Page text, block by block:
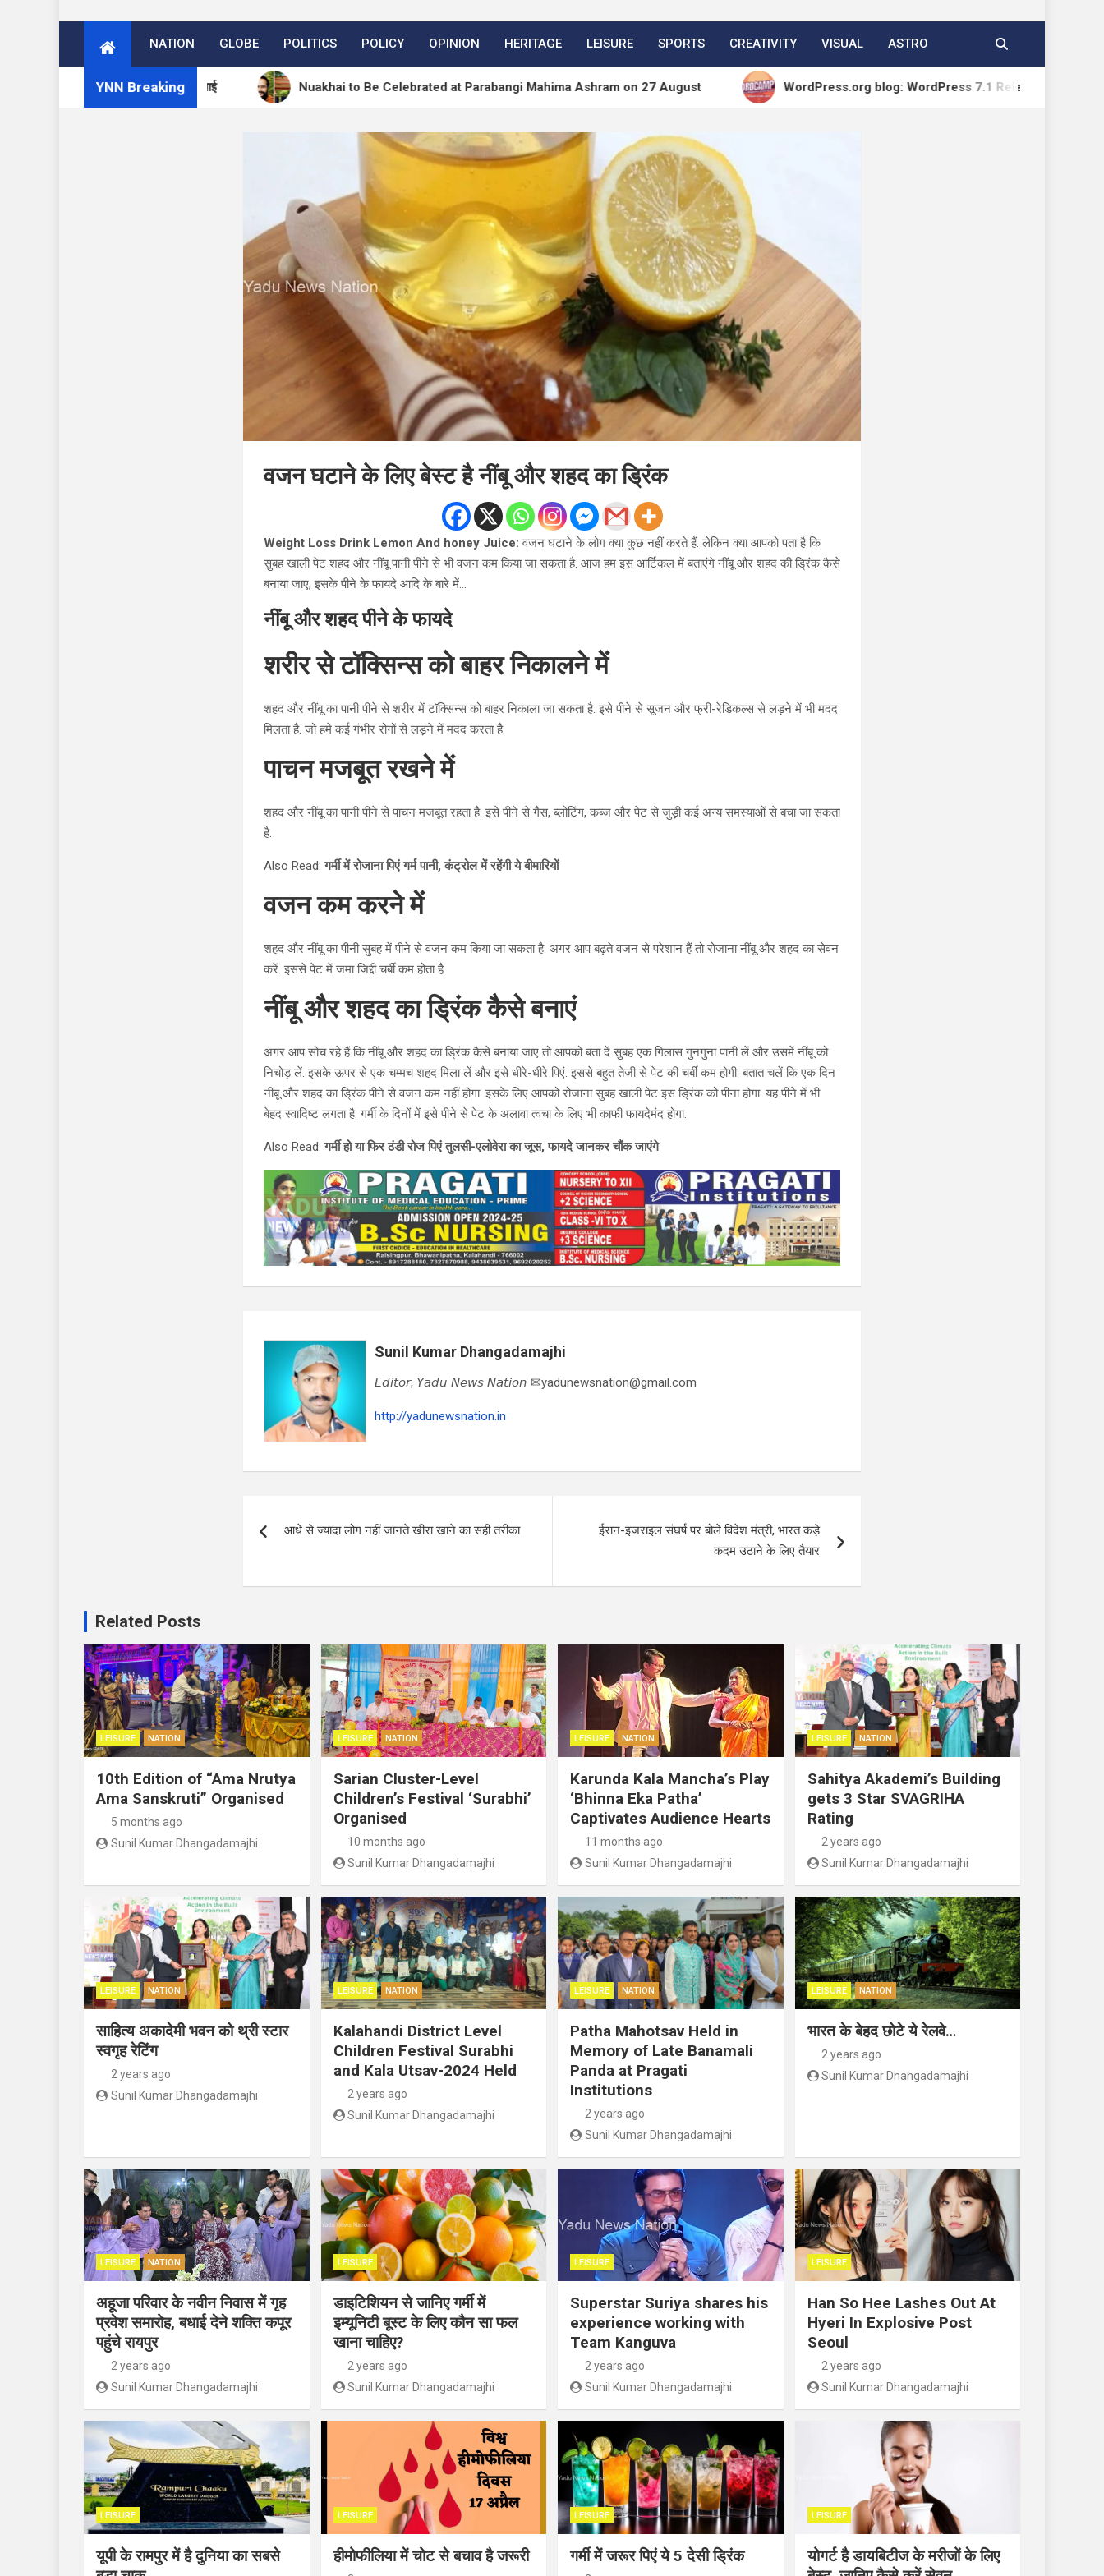
NATION GLOBE POLITICS POLICY OPINION HERITAGE LEISURE SPORTS CREATIVITY VISUAL ASTRO
YNN Breaking
27 अगस्त को मनेगा नुआखाई Nuakhai to Be Celebrated at Parabangi Mahima Ashram on 27 August WordPress.org blog: WordPress 7.1 Release Candidate 1
वजन घटाने के लिए बेस्ट है नींबू और शहद का ड्रिंक
Weight Loss Drink Lemon And honey Juice: वजन घटाने के लोग क्या कुछ नहीं करते हैं. लेकिन क्या आपको पता है कि
सुबह खाली पेट शहद और नींबू पानी पीने से भी वजन कम किया जा सकता है. आज हम इस आर्टिकल में बताएंगे नींबू और शहद की ड्रिंक कैसे
बनाया जाए, इसके पीने के फायदे आदि के बारे में…
नींबू और शहद पीने के फायदे
शरीर से टॉक्सिन्स को बाहर निकालने में
शहद और नींबू का पानी पीने से शरीर में टॉक्सिन्स को बाहर निकाला जा सकता है. इसे पीने से सूजन और फ्री-रेडिकल्स से लड़ने में भी मदद
मिलता है. जो हमे कई गंभीर रोगों से लड़ने में मदद करता है.
पाचन मजबूत रखने में
शहद और नींबू का पानी पीने से पाचन मजबूत रहता है. इसे पीने से गैस, ब्लोटिंग, कब्ज और पेट से जुड़ी कई अन्य समस्याओं से बचा जा सकता
है.
Also Read:गर्मी में रोजाना पिएं गर्म पानी, कंट्रोल में रहेंगी ये बीमारियों
वजन कम करने में
शहद और नींबू का पीनी सुबह में पीने से वजन कम किया जा सकता है. अगर आप बढ़ते वजन से परेशान हैं तो रोजाना नींबू और शहद का सेवन
करें. इससे पेट में जमा जिद्दी चर्बी कम होता है.
नींबू और शहद का ड्रिंक कैसे बनाएं
अगर आप सोच रहे हैं कि नींबू और शहद का ड्रिंक कैसे बनाया जाए तो आपको बता दें सुबह एक गिलास गुनगुना पानी लें और उसमें नींबू को
निचोड़ लें. इसके ऊपर से एक चम्मच शहद मिला लें और इसे धीरे-धीरे पिएं. इससे बहुत तेजी से पेट की चर्बी कम होगी. बतात चलें कि एक दिन
नींबू और शहद का ड्रिंक पीने से वजन कम नहीं होगा. इसके लिए आपको रोजाना सुबह खाली पेट इस ड्रिंक को पीना होगा. यह पीने में भी
बेहद स्वादिष्ट लगता है. गर्मी के दिनों में इसे पीने से पेट के अलावा त्वचा के लिए भी काफी फायदेमंद होगा.
Also Read:गर्मी हो या फिर ठंडी रोज पिएं तुलसी-एलोवेरा का जूस, फायदे जानकर चौंक जाएंगे
Sunil Kumar Dhangadamajhi
𝘌𝘥𝘪𝘵𝘰𝘳, 𝘠𝘢𝘥𝘶 𝘕𝘦𝘸𝘴 𝘕𝘢𝘵𝘪𝘰𝘯 ✉yadunewsnation@gmail.com
http://yadunewsnation.in
navigation
आधे से ज्यादा लोग नहीं जानते खीरा खाने का सही तरीका
ईरान-इजराइल संघर्ष पर बोले विदेश मंत्री, भारत कड़े
कदम उठाने के लिए तैयार
Related Posts
LEISURE NATION
10th Edition of “Ama Nrutya
Ama Sanskruti” Organised
5 months ago
Sunil Kumar Dhangadamajhi
LEISURE NATION
Sarian Cluster-Level
Children’s Festival ‘Surabhi’
Organised
10 months ago
Sunil Kumar Dhangadamajhi
LEISURE NATION
Karunda Kala Mancha’s Play
‘Bhinna Eka Patha’
Captivates Audience Hearts
11 months ago
Sunil Kumar Dhangadamajhi
LEISURE NATION
Sahitya Akademi’s Building
gets 3 Star SVAGRIHA
Rating
2 years ago
Sunil Kumar Dhangadamajhi
LEISURE NATION
साहित्य अकादेमी भवन को थ्री स्टार
स्वगृह रेटिंग
2 years ago
Sunil Kumar Dhangadamajhi
LEISURE NATION
Kalahandi District Level
Children Festival Surabhi
and Kala Utsav-2024 Held
2 years ago
Sunil Kumar Dhangadamajhi
LEISURE NATION
Patha Mahotsav Held in
Memory of Late Banamali
Panda at Pragati
Institutions
2 years ago
Sunil Kumar Dhangadamajhi
LEISURE NATION
भारत के बेहद छोटे ये रेलवे…
2 years ago
Sunil Kumar Dhangadamajhi
LEISURE NATION
अहूजा परिवार के नवीन निवास में गृह
प्रवेश समारोह, बधाई देने शक्ति कपूर
पहुंचे रायपुर
2 years ago
Sunil Kumar Dhangadamajhi
LEISURE
डाइटिशियन से जानिए गर्मी में
इम्यूनिटी बूस्ट के लिए कौन सा फल
खाना चाहिए?
2 years ago
Sunil Kumar Dhangadamajhi
LEISURE
Superstar Suriya shares his
experience working with
Team Kanguva
2 years ago
Sunil Kumar Dhangadamajhi
LEISURE
Han So Hee Lashes Out At
Hyeri In Explosive Post
Seoul
2 years ago
Sunil Kumar Dhangadamajhi
LEISURE
यूपी के रामपुर में है दुनिया का सबसे
LEISURE
हीमोफीलिया में चोट से बचाव है जरूरी
LEISURE
गर्मी में जरूर पिएं ये 5 देसी ड्रिंक
LEISURE
योगर्ट है डायबिटीज के मरीजों के लिए